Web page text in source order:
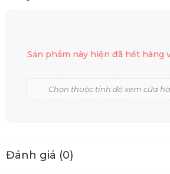
Sản phẩm này hiện đã hết hàng
Chọn thuộc tính để xem cửa
Đánh giá (0)